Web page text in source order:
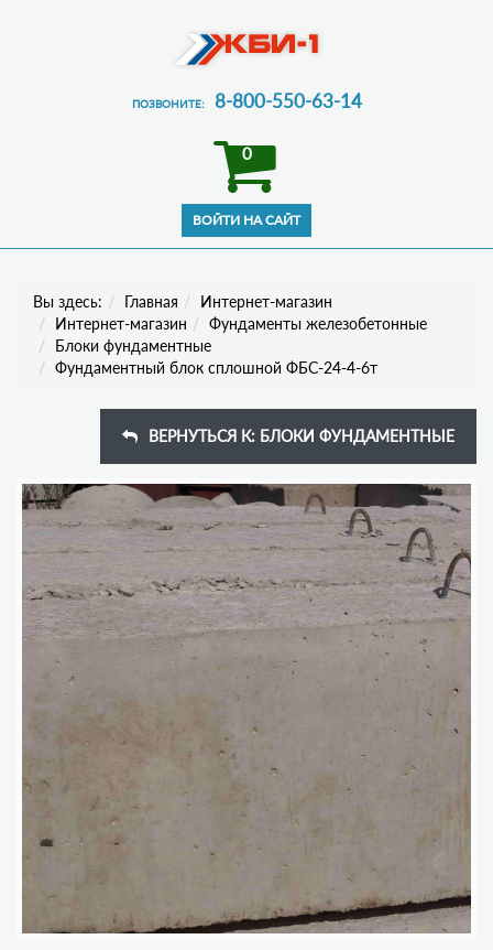
ПОЗВОНИТЕ: 8-800-550-63-14
0
Вы здесь: Главная
Интернет-магазин
Интернет-магазин
Фундаменты железобетонные
Блоки фундаментные
Фундаментный блок сплошной ФБС-24-4-6т
ВЕРНУТЬСЯ К: БЛОКИ ФУНДАМЕНТНЫЕ